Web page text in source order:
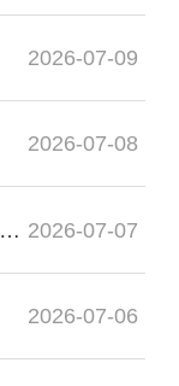
2026-07-09
2026-07-08
火山艺术玻璃加工生产厂家插画头像图 2026-07-07
2026-07-06